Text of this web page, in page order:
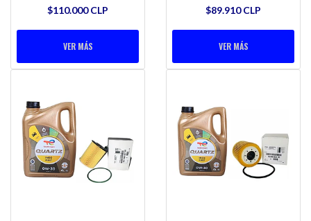
$110.000 CLP
VER MÁS
$89.910 CLP
VER MÁS